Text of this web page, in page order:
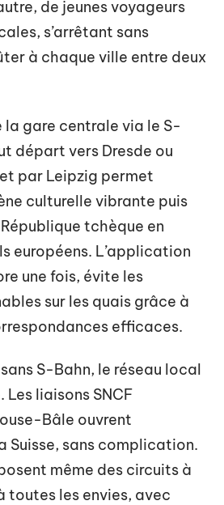
de jeunes voyageurs
s’arrêtant sans
à chaque ville entre deux
la gare centrale via le S-
départ vers Dresde ou
par Leipzig permet
culturelle vibrante puis
tchèque en
européens. L’application
une fois, évite les
sur les quais grâce à
efficaces.
S-Bahn, le réseau local
Les liaisons SNCF
Bâle ouvrent
Suisse, sans complication.
même des circuits à
toutes les envies, avec